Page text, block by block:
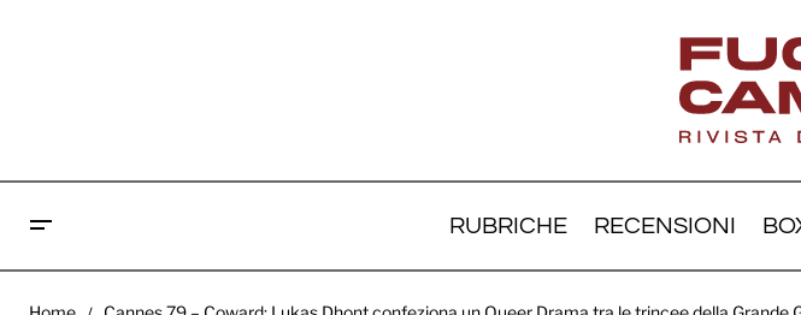
RUBRICHE RECENSIONI
Cannes 79 –